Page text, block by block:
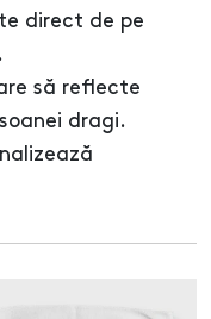
direct de pe
să reflecte
dragi.